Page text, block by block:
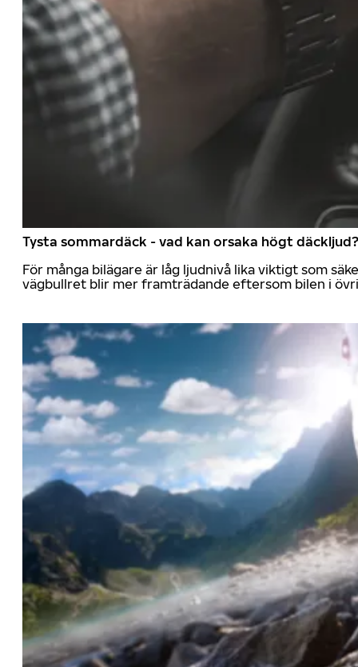
Tysta sommardäck - vad kan orsaka högt däckljud?
För många bilägare är låg ljudnivå lika viktigt som
vägbullret blir mer framträdande eftersom bilen i